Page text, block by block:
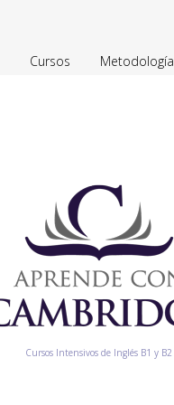
Cursos Metodología
Cursos Intensivos de Inglés B1 y B2